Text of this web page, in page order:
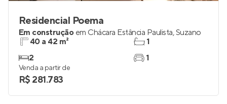
Residencial Poema
Em construção em Chácara Estância Paulista,Suzano
40 a 42 m²
2
1
1
Venda a partir de
R$ 281.783